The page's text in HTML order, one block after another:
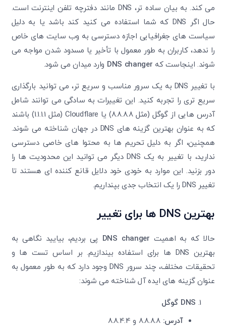
می‌ کند. به بیان ساده‌ تر، DNS مانند دفترچه تلفن اینترنت است.
حال اگر DNS که شما استفاده می‌ کنید کند باشد یا به دلیل
سیاست‌ های جغرافیایی اجازه دسترسی به وب‌ سایت ‌های خاص
را ندهد، کاربران به طور معمول با تأخیر یا مسدود شدن مواجه می
‌شوند. اینجاست که DNS changer وارد میدان می‌ شود.
با تغییر DNS به یک سرور مناسب و سریع‌ تر، می‌ توانید بارگذاری
سریع ‌تری را تجربه کنید. این تغییرات به سادگی می‌ توانند شامل
آدرس‌ هایی از گوگل (مثل 8.8.8.8) یا Cloudflare (مثل 1.1.1.1) باشند
که به عنوان بهترین گزینه ‌های DNS در جهان شناخته می ‌شوند.
همچنین، اگر به دلیل تحریم ‌ها به محتوا های خاصی دسترسی
ندارید، با تغییر به یک DNS دیگر می ‌توانید این محدودیت ‌ها را
دور بزنید. این موارد به خودی خود دلایل قانع‌ کننده ‌ای هستند تا
تغییر DNS را یک انتخاب جدی بپنداریم.
بهترینDNS ها برای تغییر
حالا که به اهمیت DNS changer پی بردیم، بیایید نگاهی به
بهترین DNS
ها برای استفاده بیندازیم. بر اساس تست‌ ها و
تحقیقات مختلف، چند سرور
DNS وجود دارد که به طور معمول به
عنوان گزینه ‌های ایده‌ آل شناخته می ‌شوند:
DNS گوگل
آدرس: 8.8.8.8 و 8.8.4.4